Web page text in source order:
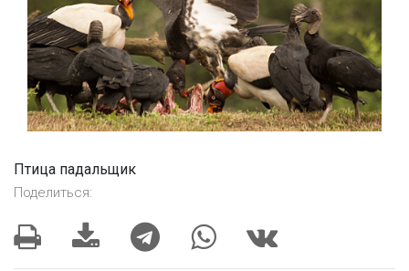
Птица падальщик
Поделиться: